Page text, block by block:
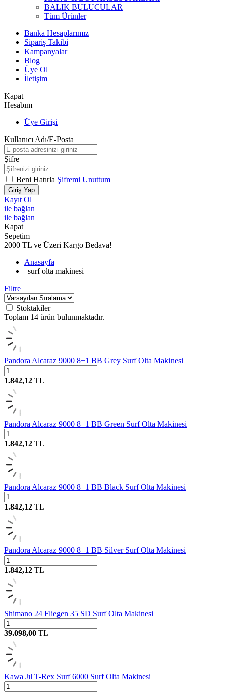
BALIK BULUCULAR
Tüm Ürünler
Banka Hesaplarımız
Sipariş Takibi
Kampanyalar
Blog
Üye Ol
İletişim
Kapat
Hesabım
Üye Girişi
Kullanıcı Adı/E-Posta
Şifre
Beni Hatırla Şifremi Unuttum
Giriş Yap
Kayıt Ol
ile bağlan
ile bağlan
Kapat
Sepetim
2000 TL ve Üzeri Kargo Bedava!
Anasayfa
| surf olta makinesi
Filtre
Stoktakiler
Toplam 14 ürün bulunmaktadır.
Pandora Alcaraz 9000 8+1 BB Grey Surf Olta Makinesi
1.842,12 TL
Pandora Alcaraz 9000 8+1 BB Green Surf Olta Makinesi
1.842,12 TL
Pandora Alcaraz 9000 8+1 BB Black Surf Olta Makinesi
1.842,12 TL
Pandora Alcaraz 9000 8+1 BB Silver Surf Olta Makinesi
1.842,12 TL
Shimano 24 Fliegen 35 SD Surf Olta Makinesi
39.098,00 TL
Kawa Jıl T-Rex Surf 6000 Surf Olta Makinesi